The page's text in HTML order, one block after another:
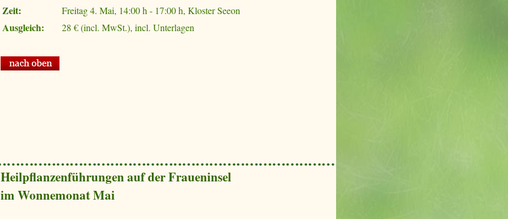
Zeit: Freitag 4. Mai, 14:00 h - 17:00 h, Kloster Seeon
Ausgleich: 28 € (incl. MwSt.), incl. Unterlagen
Heilpflanzenführungen auf der Fraueninsel
im Wonnemonat Mai